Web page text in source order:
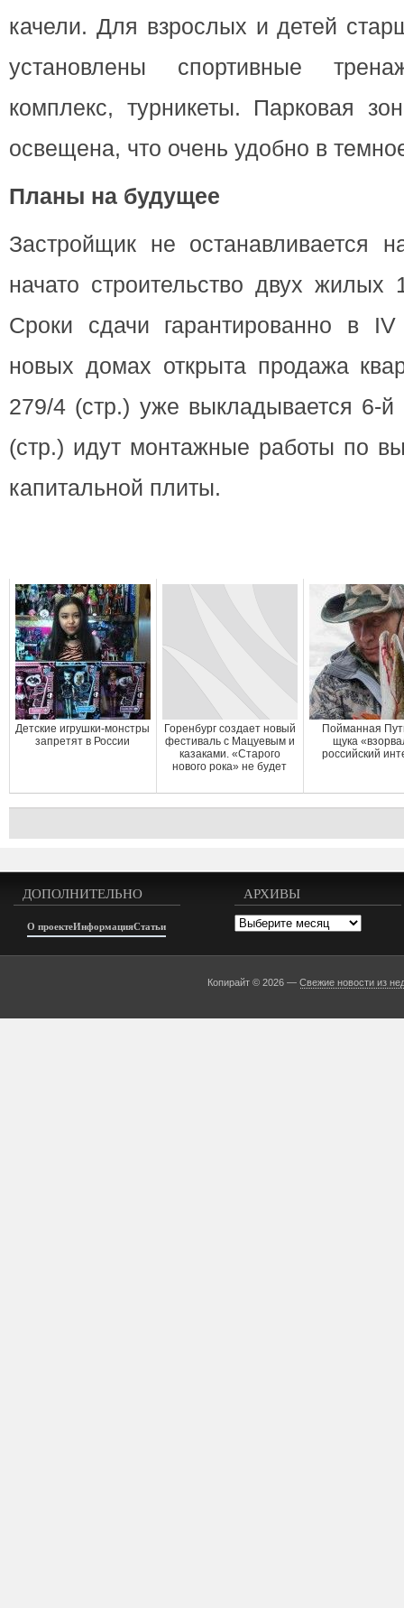
качели. Для взрослых и детей
установлены спортивные
комплекс, турникеты. Парковая
освещена, что очень удобно в
Планы на будущее
Застройщик не останавливается
начато строительство двух
Сроки сдачи гарантированно в
новых домах открыта продажа
279/4 (стр.) уже выкладывается 6-
(стр.) идут монтажные работы по
капитальной плиты.
Детские игрушки-монстры
запретят в России
Горенбург создает новый
фестиваль с Мацуевым и
казаками. «Старого
нового рока» не будет
Пойманная
щука
российский
ДОПОЛНИТЕЛЬНО
О проектеИнформацияСтатьи
АРХИВЫ
Архивы
Копирайт © 2026 —Свежие новости из